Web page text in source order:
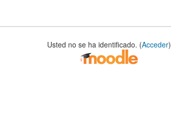
Usted no se ha identificado. (Acceder)